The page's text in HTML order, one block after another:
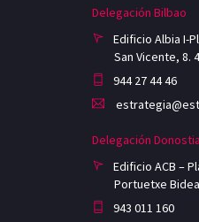
Delegación Bilbao
Edificio Albia I-
San Vicente, 8.
944 27 44 46
Delegación
Edificio ACB –
Portuetxe
943 011 160